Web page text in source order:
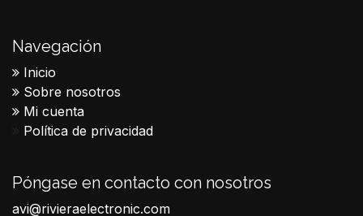
Navegación
Inicio
Sobre nosotros
Mi cuenta
Política de privacidad
Póngase en contacto con nosotros
avi@rivieraelectronic.com